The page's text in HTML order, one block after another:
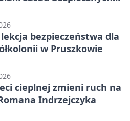
bezpieczeństwa dla
w Pruszkowie
cieplnej zmieni ruch na
Indrzejczyka